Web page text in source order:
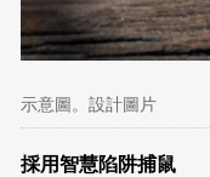
示意圖。設計圖片
採用智慧陷阱捕鼠